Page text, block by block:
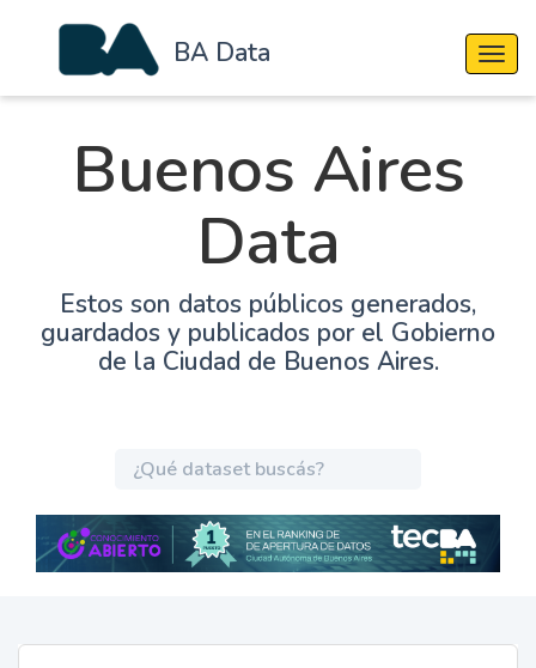
BA Data
Buenos Aires
Data
Estos son datos públicos generados,
guardados y publicados por el Gobierno
de la Ciudad de Buenos Aires.